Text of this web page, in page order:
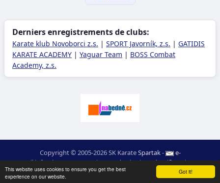
Got it!
This website uses cookies to ensure you get the best
experience on our website.
Derniers enregistrements de clubs:
Karate klub Novoborci z.s. | SPORT Javorník, z.s. | GATIDIS
KARATE ACADEMY | Yaguar Team | BOSS Combat
Academy, z.s.
Copyright © 2005-2026 SK KarateSpartak-
e-
mail:moc.ceretarak@ofni|Carte du site| Identifiant|RSS
webdesign:Ing. Pavel Švojgr,résultats karate : Mgr. Jiří Kotala